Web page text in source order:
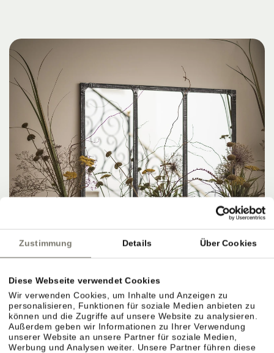
Zustimmung Details Über Cookies
Diese Webseite verwendet Cookies
Wir verwenden Cookies, um Inhalte und Anzeigen zu
personalisieren, Funktionen für soziale Medien anbieten zu
können und die Zugriffe auf unsere Website zu analysieren.
Außerdem geben wir Informationen zu Ihrer Verwendung
unserer Website an unsere Partner für soziale Medien,
Werbung und Analysen weiter. Unsere Partner führen diese